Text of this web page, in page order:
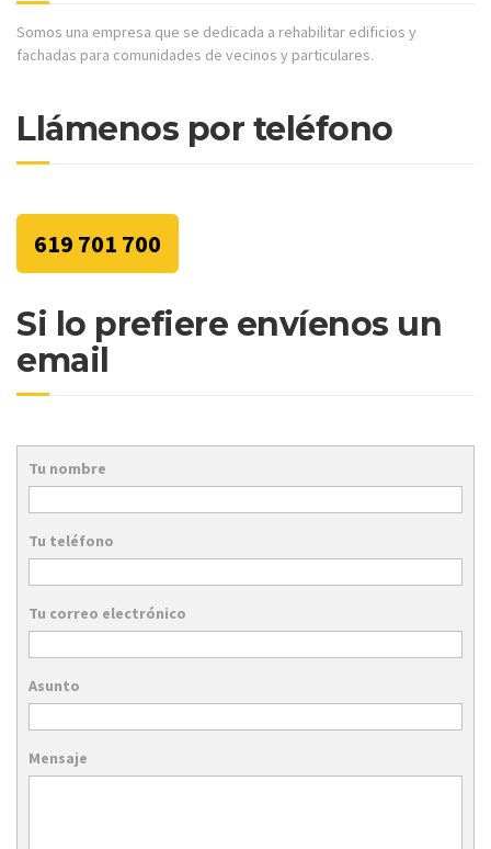
Somos una empresa que se dedicada a rehabilitar edificios y
fachadas para comunidades de vecinos y particulares.
Llámenos por teléfono
619 701 700
Si lo prefiere envíenos un
email
Tu nombre
Tu teléfono
Tu correo electrónico
Asunto
Mensaje